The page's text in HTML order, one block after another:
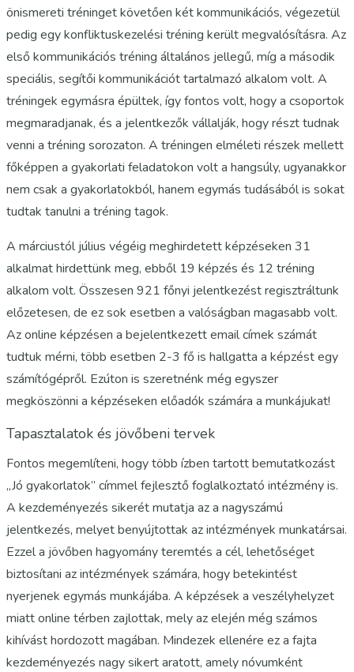
önismereti tréninget követően két kommunikációs, végezetül
pedig egy konfliktuskezelési tréning került megvalósításra. Az
első kommunikációs tréning általános jellegű, míg a második
speciális, segítői kommunikációt tartalmazó alkalom volt. A
tréningek egymásra épültek, így fontos volt, hogy a csoportok
megmaradjanak, és a jelentkezők vállalják, hogy részt tudnak
venni a tréning sorozaton. A tréningen elméleti részek mellett
főképpen a gyakorlati feladatokon volt a hangsúly, ugyanakkor
nem csak a gyakorlatokból, hanem egymás tudásából is sokat
tudtak tanulni a tréning tagok.
A márciustól július végéig meghirdetett képzéseken 31
alkalmat hirdettünk meg, ebből 19 képzés és 12 tréning
alkalom volt. Összesen 921 főnyi jelentkezést regisztráltunk
előzetesen, de ez sok esetben a valóságban magasabb volt.
Az online képzésen a bejelentkezett email címek számát
tudtuk mérni, több esetben 2-3 fő is hallgatta a képzést egy
számítógépről. Ezúton is szeretnénk még egyszer
megköszönni a képzéseken előadók számára a munkájukat!
Tapasztalatok és jövőbeni tervek
Fontos megemlíteni, hogy több ízben tartott bemutatkozást
„Jó gyakorlatok” címmel fejlesztő foglalkoztató intézmény is.
A kezdeményezés sikerét mutatja az a nagyszámú
jelentkezés, melyet benyújtottak az intézmények munkatársai.
Ezzel a jövőben hagyomány teremtés a cél, lehetőséget
biztosítani az intézmények számára, hogy betekintést
nyerjenek egymás munkájába. A képzések a veszélyhelyzet
miatt online térben zajlottak, mely az elején még számos
kihívást hordozott magában. Mindezek ellenére ez a fajta
kezdeményezés nagy sikert aratott, amely nóvumként